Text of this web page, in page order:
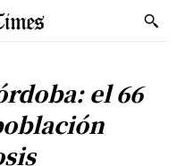
el 66